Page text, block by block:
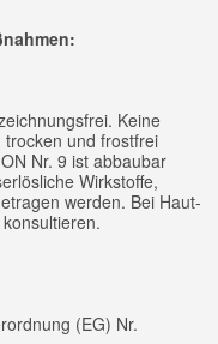
Keine
und frostfrei
Nr. 9 ist abbaubar
Wirkstoffe,
werden. Bei Haut-
(EG) Nr.